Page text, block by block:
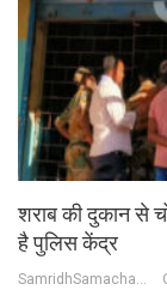
शराब की दुकान से
है पुलिस केंद्र
SamridhSamachar Desk